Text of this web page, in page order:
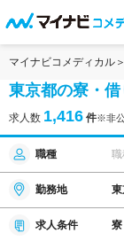
マイナビコメディカル
東京都の寮・
求人数 1,416 件※非
職種 職
勤務地
求人条件